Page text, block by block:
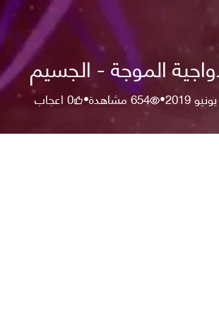
الموجة - الجسيم
•
654مشاهدة•
0اعجاب